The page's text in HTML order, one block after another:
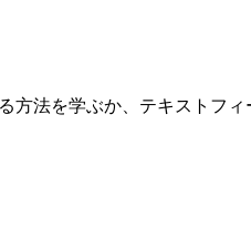
方法を学ぶか、テキストフ